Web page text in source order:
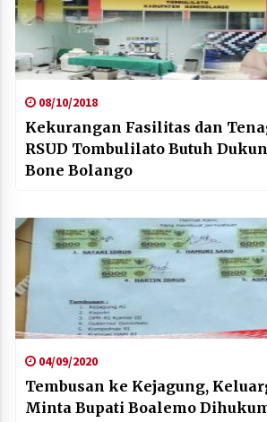
08/10/2018
Kekurangan Fasilitas dan
RSUD Tombulilato Butuh
Bone Bolango
04/09/2020
Tembusan ke Kejagung,
Minta Bupati Boalemo